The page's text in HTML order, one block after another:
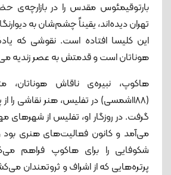
بارتوقیمئوس مقدس را در بازارچه‌ی
تهران دیده‌اند، یقیناً چشم‌شان به
این کلیسا افتاده است. نقوشی که
هوناتان است و قدمتش به عصر زندیه
(1188شمسی) در تفلیس، هنر نقاشی را
گرفت. در روزگار او، تفلیس از
می‌آمد و کانون فعالیت‌های هنری بود
شکوفایی را برای هاکوپ فراهم
پرتره‌هایی که از اشراف و ثروتمندان